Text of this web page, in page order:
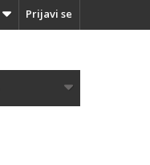
Prijavi se